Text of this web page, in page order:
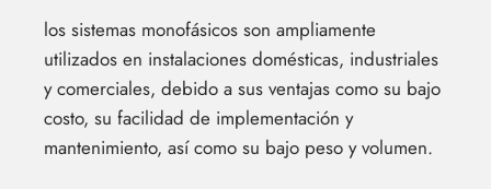
los sistemas monofásicos son ampliamente
utilizados en instalaciones domésticas, industriales
y comerciales, debido a sus ventajas como su bajo
costo, su facilidad de implementación y
mantenimiento, así como su bajo peso y volumen.